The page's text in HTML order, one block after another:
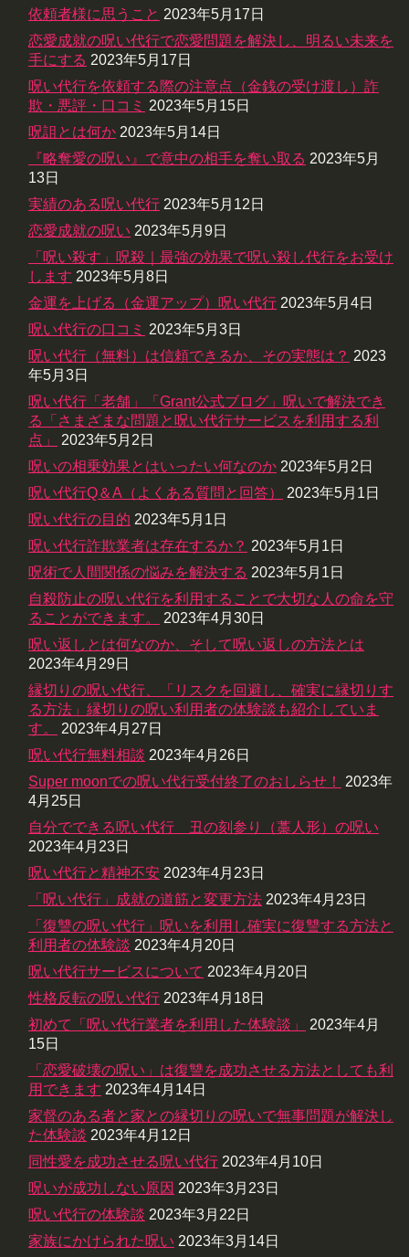
依頼者様に思うこと 2023年5月17日
恋愛成就の呪い代行で恋愛問題を解決し、明るい未来を
手にする 2023年5月17日
呪い代行を依頼する際の注意点（金銭の受け渡し）詐
欺・悪評・口コミ 2023年5月15日
呪詛とは何か 2023年5月14日
『略奪愛の呪い』で意中の相手を奪い取る 2023年5月
13日
実績のある呪い代行 2023年5月12日
恋愛成就の呪い 2023年5月9日
「呪い殺す」呪殺｜最強の効果で呪い殺し代行をお受け
します 2023年5月8日
金運を上げる（金運アップ）呪い代行 2023年5月4日
呪い代行の口コミ 2023年5月3日
呪い代行（無料）は信頼できるか、その実態は？ 2023
年5月3日
呪い代行「老舗」「Grant公式ブログ」呪いで解決でき
る「さまざまな問題と呪い代行サービスを利用する利
点」
2023年5月2日
呪いの相乗効果とはいったい何なのか 2023年5月2日
呪い代行Q＆A（よくある質問と回答）
2023年5月1日
呪い代行の目的 2023年5月1日
呪い代行詐欺業者は存在するか？ 2023年5月1日
呪術で人間関係の悩みを解決する 2023年5月1日
自殺防止の呪い代行を利用することで大切な人の命を守
ることができます。
2023年4月30日
呪い返しとは何なのか、そして呪い返しの方法とは
2023年4月29日
縁切りの呪い代行、「リスクを回避し、確実に縁切りす
る方法」縁切りの呪い利用者の体験談も紹介していま
す。
2023年4月27日
呪い代行無料相談 2023年4月26日
Super moonでの呪い代行受付終了のおしらせ！
2023年
4月25日
自分でできる呪い代行 丑の刻参り（藁人形）の呪い
2023年4月23日
呪い代行と精神不安 2023年4月23日
「呪い代行」成就の道筋と変更方法 2023年4月23日
「復讐の呪い代行」呪いを利用し確実に復讐する方法と
利用者の体験談 2023年4月20日
呪い代行サービスについて 2023年4月20日
性格反転の呪い代行 2023年4月18日
初めて「呪い代行業者を利用した体験談」
2023年4月
15日
「恋愛破壊の呪い」は復讐を成功させる方法としても利
用できます 2023年4月14日
家督のある者と家との縁切りの呪いで無事問題が解決し
た体験談 2023年4月12日
同性愛を成功させる呪い代行 2023年4月10日
呪いが成功しない原因 2023年3月23日
呪い代行の体験談 2023年3月22日
家族にかけられた呪い 2023年3月14日